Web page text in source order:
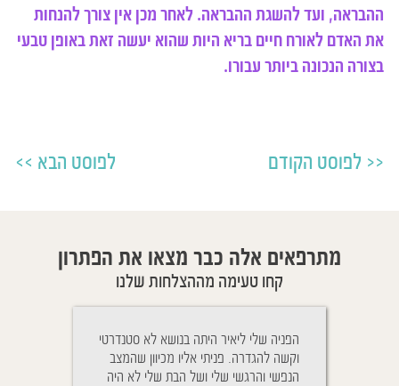
ההבראה, ועד להשגת ההבראה. לאחר מכן אין צורך להנחות
את האדם לאורח חיים בריא היות שהוא יעשה זאת באופן טבעי
בצורה הנכונה ביותר עבורו.
לפוסט הקודם לפוסט הבא
מתרפאים אלה כבר מצאו את הפתרון
קחו טעימה מההצלחות שלנו
הפניה שלי ליאיר היתה בנושא לא סטנדרטי
וקשה להגדרה. פניתי אליו מכיוון שהמצב
הנפשי והרגשי שלי ושל הבת שלי לא היה